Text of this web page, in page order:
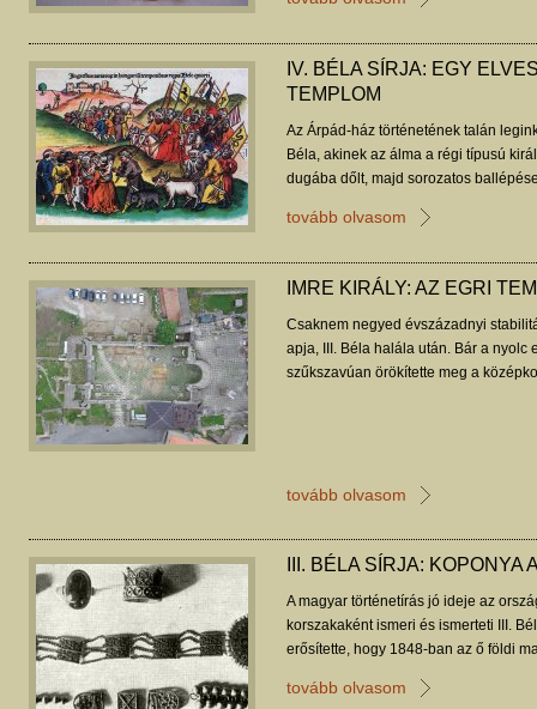
uralkodóként. Margitszigeti sírját a
IV. BÉLA SÍRJA: EGY
TEMPLOM
Az Árpád-ház történetének talán
Béla, akinek az álma a régi típusú
dugába dőlt, majd sorozatos
voltak, végül fiával kialakult
végeredményben totális káoszba
temetkezését nem sikerült
adó ferences templom helye sem
viszont valószínűleg fennmaradt.
tovább olvasom
IMRE KIRÁLY: AZ EGRI
Csaknem negyed évszázadnyi
apja, III. Béla halála után. Bár a nyolc
szűkszavúan örökítette meg a
tovább olvasom
III. BÉLA SÍRJA:
A magyar történetírás jó ideje az
korszakaként ismeri és ismerteti III.
erősítette, hogy 1848-ban az ő földi
meglévő tisztelet is megkövetelte,
tovább olvasom